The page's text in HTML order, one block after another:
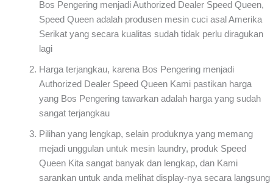
Bos Pengering menjadi Authorized Dealer Speed Queen,
Speed Queen adalah produsen mesin cuci asal Amerika
Serikat yang secara kualitas sudah tidak perlu diragukan
lagi
Harga terjangkau, karena Bos Pengering menjadi
Authorized Dealer Speed Queen Kami pastikan harga
yang Bos Pengering tawarkan adalah harga yang sudah
sangat terjangkau
Pilihan yang lengkap, selain produknya yang memang
mejadi unggulan untuk mesin laundry, produk Speed
Queen Kita sangat banyak dan lengkap, dan Kami
sarankan untuk anda melihat display-nya secara langsung